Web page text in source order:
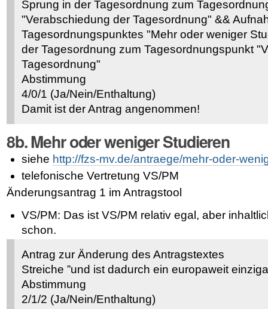
Sprung in der Tagesordnung zum
"Verabschiedung der Tagesordnung" &&
Tagesordnungspunktes "Mehr oder weniger
der Tagesordnung zum Tagesordnungspunkt
Tagesordnung"
Abstimmung
4/0/1 (Ja/Nein/Enthaltung)
Damit ist der Antrag angenommen!
8b. Mehr oder weniger Studieren
siehe http://fzs-mv.de/antraege/mehr-oder-
telefonische Vertretung VS/PM
Änderungsantrag 1 im Antragstool
VS/PM: Das ist VS/PM relativ egal, aber
schon.
Antrag zur Änderung des Antragstextes
Streiche ”und ist dadurch ein europaweit
Abstimmung
2/1/2 (Ja/Nein/Enthaltung)